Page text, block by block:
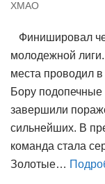
ХМАО
Финишировал
молодежной
места проводил
Бору
завершили
сильнейших. В
команда стала
Золотые…